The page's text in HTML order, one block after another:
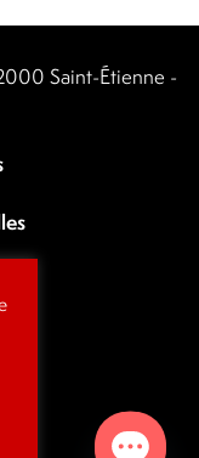
Saint-Étienne -